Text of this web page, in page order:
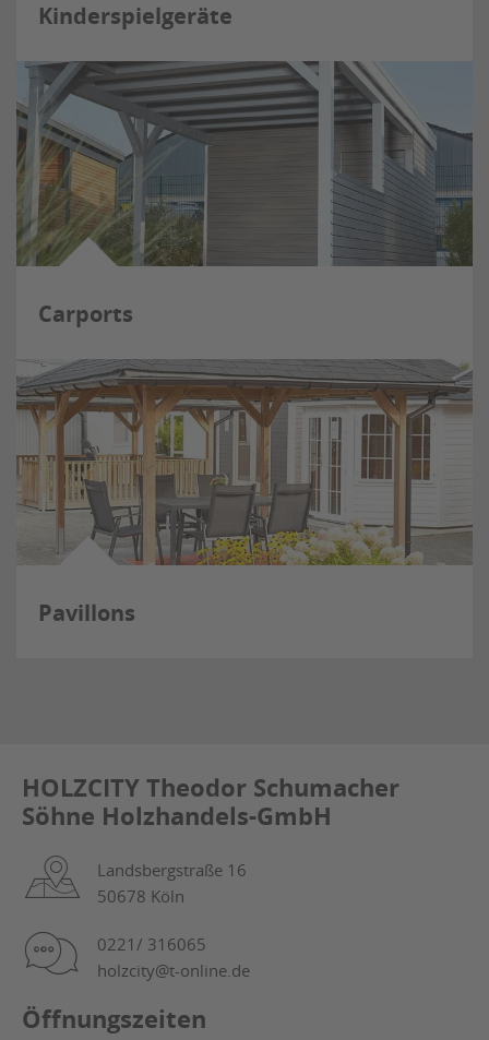
Kinderspielgeräte
Carports
Pavillons
HOLZCITY Theodor Schumacher
Söhne Holzhandels-GmbH
Landsbergstraße 16
50678 Köln
0221/ 316065
holzcity@t-online.de
Öffnungszeiten